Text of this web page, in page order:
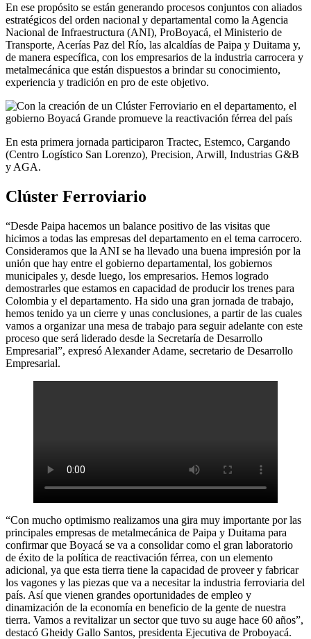
En ese propósito se están generando procesos conjuntos con aliados
estratégicos del orden nacional y departamental como la Agencia
Nacional de Infraestructura (ANI), ProBoyacá, el Ministerio de
Transporte, Acerías Paz del Río, las alcaldías de Paipa y Duitama y,
de manera específica, con los empresarios de la industria carrocera y
metalmecánica que están dispuestos a brindar su conocimiento,
experiencia y tradición en pro de este objetivo.
En esta primera jornada participaron Tractec, Estemco, Cargando
(Centro Logístico San Lorenzo), Precision, Arwill, Industrias G&B
y AGA.
Clúster Ferroviario
“Desde Paipa hacemos un balance positivo de las visitas que
hicimos a todas las empresas del departamento en el tema carrocero.
Consideramos que la ANI se ha llevado una buena impresión por la
unión que hay entre el gobierno departamental, los gobiernos
municipales y, desde luego, los empresarios. Hemos logrado
demostrarles que estamos en capacidad de producir los trenes para
Colombia y el departamento. Ha sido una gran jornada de trabajo,
hemos tenido ya un cierre y unas conclusiones, a partir de las cuales
vamos a organizar una mesa de trabajo para seguir adelante con este
proceso que será liderado desde la Secretaría de Desarrollo
Empresarial”, expresó Alexander Adame, secretario de Desarrollo
Empresarial.
“Con mucho optimismo realizamos una gira muy importante por las
principales empresas de metalmecánica de Paipa y Duitama para
confirmar que Boyacá se va a consolidar como el gran laboratorio
de éxito de la política de reactivación férrea, con un elemento
adicional, ya que esta tierra tiene la capacidad de proveer y fabricar
los vagones y las piezas que va a necesitar la industria ferroviaria del
país. Así que vienen grandes oportunidades de empleo y
dinamización de la economía en beneficio de la gente de nuestra
tierra. Vamos a revitalizar un sector que tuvo su auge hace 60 años”,
destacó Gheidy Gallo Santos, presidenta Ejecutiva de Proboyacá.